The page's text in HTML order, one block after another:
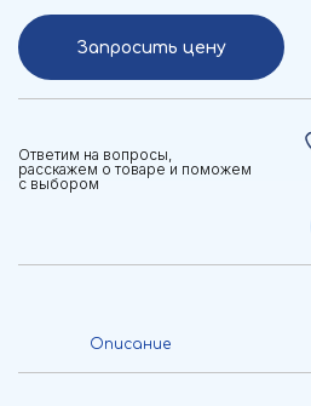
Запросить цену
Ответим на вопросы,
расскажем о товаре и поможем
с выбором
Описание